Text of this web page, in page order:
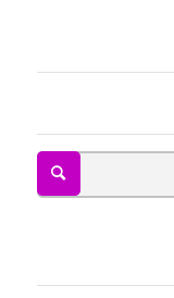
Tavan